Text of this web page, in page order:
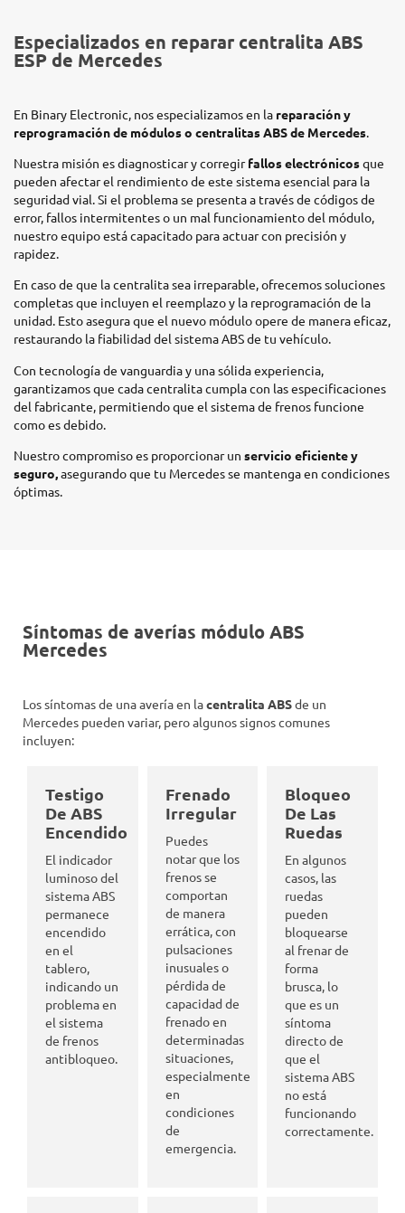
Especializados en reparar centralita ABS
ESP de Mercedes
En Binary Electronic, nos especializamos en la reparación y
reprogramación de módulos o centralitas ABS de Mercedes.
Nuestra misión es diagnosticar y corregirfallos electrónicosque
pueden afectar el rendimiento de este sistema esencial para la
seguridad vial. Si el problema se presenta a través de códigos de
error, fallos intermitentes o un mal funcionamiento del módulo,
nuestro equipo está capacitado para actuar con precisión y
rapidez.
En caso de que la centralita sea irreparable, ofrecemos soluciones
completas que incluyen el reemplazo y la reprogramación de la
unidad. Esto asegura que el nuevo módulo opere de manera eficaz,
restaurando la fiabilidad del sistema ABS de tu vehículo.
Con tecnología de vanguardia y una sólida experiencia,
garantizamos que cada centralita cumpla con las especificaciones
del fabricante, permitiendo que el sistema de frenos funcione
como es debido.
Nuestro compromiso es proporcionar un servicio eficiente y
seguro,asegurando que tu Mercedes se mantenga en condiciones
óptimas.
Síntomas de averías módulo ABS
Mercedes
Los síntomas de una avería en lacentralita ABSde un
Mercedes pueden variar, pero algunos signos comunes
incluyen:
Testigo
De ABS
Encendido
El indicador
luminoso del
sistema ABS
permanece
encendido
en el
tablero,
indicando un
problema en
el sistema
de frenos
antibloqueo.
Frenado
Irregular
Puedes
notar que los
frenos se
comportan
de manera
errática, con
pulsaciones
inusuales o
pérdida de
capacidad de
frenado en
determinadas
situaciones,
especialmente
en
condiciones
de
emergencia.
Bloqueo
De Las
Ruedas
En algunos
casos, las
ruedas
pueden
bloquearse
al frenar de
forma
brusca, lo
que es un
síntoma
directo de
que el
sistema ABS
no está
funcionando
correctamente.